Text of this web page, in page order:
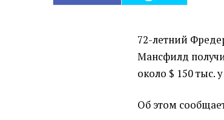
72-летний
Мансфилд
около $ 150 тыс.
Об этом